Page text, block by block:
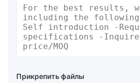
Прикрепить файлы